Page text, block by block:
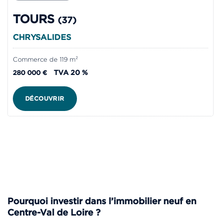
Pourquoi investir dans l’immobilier neuf en
Centre-Val de Loire ?
TOURS (37)
CHRYSALIDES
Commerce de 119 m²
280 000 €
TVA 20 %
DÉCOUVRIR